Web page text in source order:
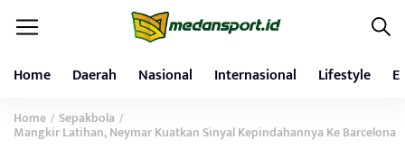
Home Daerah Nasional Internasional Lifestyle
Home / Sepakbola /
Mangkir Latihan, Neymar Kuatkan Sinyal Kepindahannya Ke Barcelona